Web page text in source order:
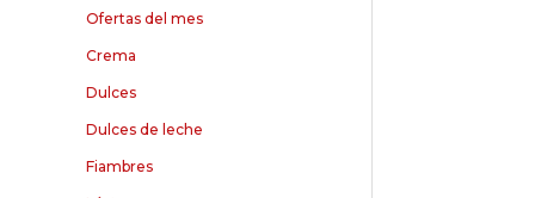
c
o
s
Ofertas del mes
Crema
Dulces
Dulces de leche
Fiambres